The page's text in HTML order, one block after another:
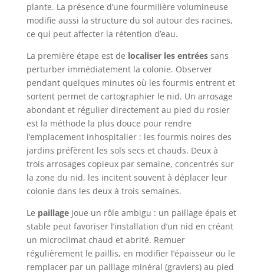
plante. La présence d’une fourmilière volumineuse
modifie aussi la structure du sol autour des racines,
ce qui peut affecter la rétention d’eau.
La première étape est de localiser les entréessans
perturber immédiatement la colonie. Observer
pendant quelques minutes où les fourmis entrent et
sortent permet de cartographier le nid. Un arrosage
abondant et régulier directement au pied du rosier
est la méthode la plus douce pour rendre
l’emplacement inhospitalier : les fourmis noires des
jardins préfèrent les sols secs et chauds. Deux à
trois arrosages copieux par semaine, concentrés sur
la zone du nid, les incitent souvent à déplacer leur
colonie dans les deux à trois semaines.
Le paillagejoue un rôle ambigu : un paillage épais et
stable peut favoriser l’installation d’un nid en créant
un microclimat chaud et abrité. Remuer
régulièrement le paillis, en modifier l’épaisseur ou le
remplacer par un paillage minéral (graviers) au pied